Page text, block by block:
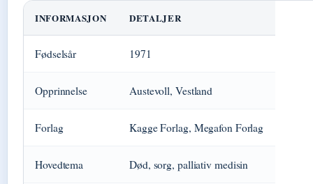
INFORMASJON DETALJER
Fødselsår 1971
Opprinnelse Austevoll, Vestland
Forlag Kagge Forlag, Megafon Forlag
Hovedtema Død, sorg, palliativ medisin